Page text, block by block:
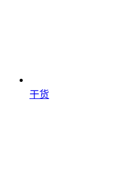
干货